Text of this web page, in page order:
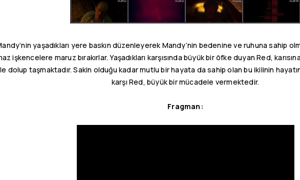
yaşadıkları yere baskın düzenleyerek Mandy’nin bedenine ve ruhuna sahip
işkencelere maruz bırakırlar. Yaşadıkları karşısında büyük bir öfke duyan Red,
dolup taşmaktadır. Sakin olduğu kadar mutlu bir hayata da sahip olan bu ikilinin
karşı Red, büyük bir mücadele vermektedir.
Fragman: